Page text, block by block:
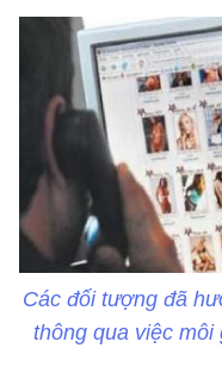
Các đối tượng đã
thông qua việc